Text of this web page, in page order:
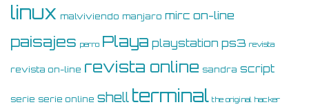
linux malviviendo manjaro mirc on-line
paisajes perro Playa playstation ps3 revista
revista on-line revista online sandra script
serie serie online shell terminal the original hacker